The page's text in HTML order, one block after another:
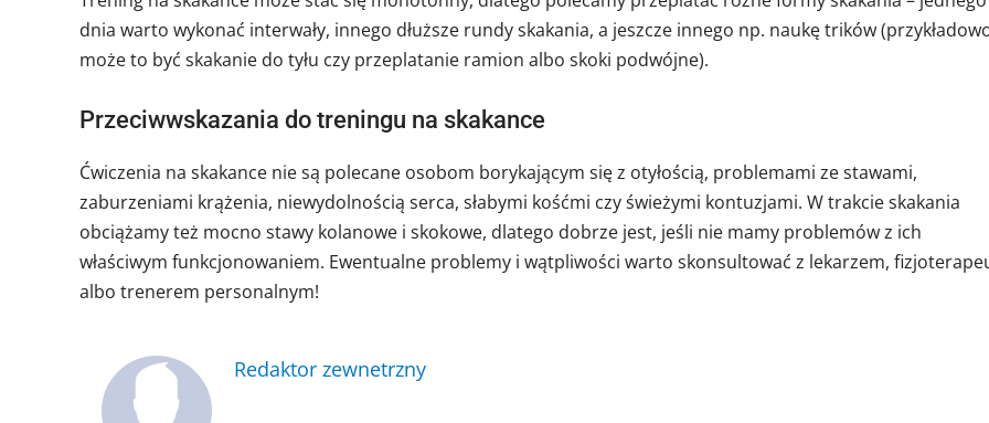
dnia warto wykonać interwały, innego dłuższe rundy skakania, a jeszcze innego np. naukę trików
może to być skakanie do tyłu czy przeplatanie ramion albo skoki podwójne).
Przeciwwskazania do treningu na skakance
Ćwiczenia na skakance nie są polecane osobom borykającym się z otyłością, problemami ze stawami,
zaburzeniami krążenia, niewydolnością serca, słabymi kośćmi czy świeżymi kontuzjami. W trakcie skakania
obciążamy też mocno stawy kolanowe i skokowe, dlatego dobrze jest, jeśli nie mamy problemów z ich
właściwym funkcjonowaniem. Ewentualne problemy i wątpliwości warto skonsultować z lekarzem,
albo trenerem personalnym!
Redaktor zewnetrzny